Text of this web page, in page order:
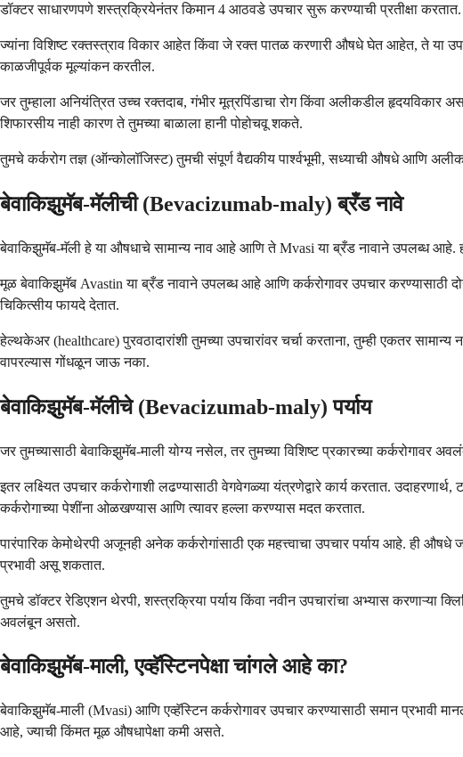
डॉक्टर साधारणपणे शस्त्रक्रियेनंतर किमान 4 आठवडे उपचार सुरू करण्याची प्रतीक्षा करतात.
ज्यांना विशिष्ट रक्तस्त्राव विकार आहेत किंवा जे रक्त पातळ करणारी औषधे घेत आहेत, ते या
काळजीपूर्वक मूल्यांकन करतील.
जर तुम्हाला अनियंत्रित उच्च रक्तदाब, गंभीर मूत्रपिंडाचा रोग किंवा अलीकडील
शिफारसीय नाही कारण ते तुमच्या बाळाला हानी पोहोचवू शकते.
तुमचे कर्करोग तज्ञ (ऑन्कोलॉजिस्ट) तुमची संपूर्ण वैद्यकीय पार्श्वभूमी, सध्याची औषधे आणि
बेवाकिझुमॅब-मॅलीची (Bevacizumab-maly) ब्रँड नावे
बेवाकिझुमॅब-मॅली हे या औषधाचे सामान्य नाव आहे आणि ते Mvasi या ब्रँड नावाने उपलब्ध आहे.
मूळ बेवाकिझुमॅब Avastin या ब्रँड नावाने उपलब्ध आहे आणि कर्करोगावर उपचार करण्यासाठी
चिकित्सीय फायदे देतात.
हेल्थकेअर (healthcare) पुरवठादारांशी तुमच्या उपचारांवर चर्चा करताना, तुम्ही एकतर
वापरल्यास गोंधळून जाऊ नका.
बेवाकिझुमॅब-मॅलीचे (Bevacizumab-maly) पर्याय
जर तुमच्यासाठी बेवाकिझुमॅब-माली योग्य नसेल, तर तुमच्या विशिष्ट प्रकारच्या कर्करोगावर
इतर लक्ष्यित उपचार कर्करोगाशी लढण्यासाठी वेगवेगळ्या यंत्रणेद्वारे कार्य करतात.
कर्करोगाच्या पेशींना ओळखण्यास आणि त्यावर हल्ला करण्यास मदत करतात.
पारंपारिक केमोथेरपी अजूनही अनेक कर्करोगांसाठी एक महत्त्वाचा उपचार पर्याय आहे. ही
प्रभावी असू शकतात.
तुमचे डॉक्टर रेडिएशन थेरपी, शस्त्रक्रिया पर्याय किंवा नवीन उपचारांचा अभ्यास करणाऱ्या
अवलंबून असतो.
बेवाकिझुमॅब-माली, एव्हॅस्टिनपेक्षा चांगले आहे का?
बेवाकिझुमॅब-माली (Mvasi) आणि एव्हॅस्टिन कर्करोगावर उपचार करण्यासाठी समान प्रभावी
आहे, ज्याची किंमत मूळ औषधापेक्षा कमी असते.